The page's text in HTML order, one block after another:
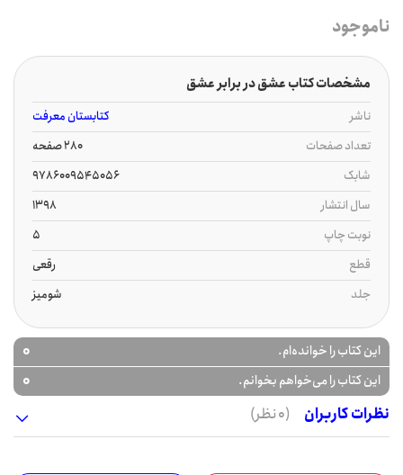
ناموجود
مشخصات کتاب عشق در برابر عشق
ناشر
کتابستان معرفت
تعداد صفحات
280 صفحه
شابک
9786009545056
سال انتشار
1398
نوبت چاپ
5
قطع
رقعی
جلد
شومیز
این کتاب را خوانده‌ام. 0
این کتاب را می‌خواهم بخوانم.
0
نظرات کاربران
(0 نظر)